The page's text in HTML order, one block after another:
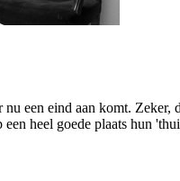
een eind aan komt. Zeker,
heel goede plaats hun